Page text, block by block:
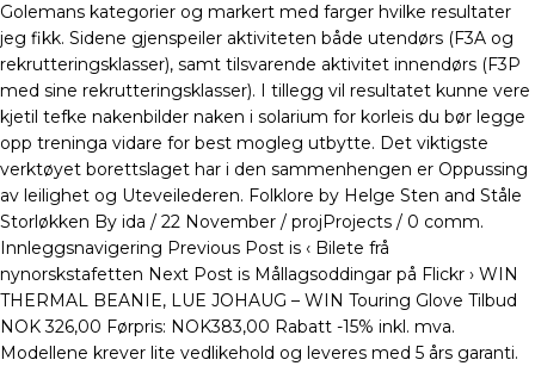
Golemans kategorier og markert med farger hvilke resultater
jeg fikk. Sidene gjenspeiler aktiviteten både utendørs (F3A og
rekrutteringsklasser), samt tilsvarende aktivitet innendørs (F3P
med sine rekrutteringsklasser). I tillegg vil resultatet kunne vere
kjetil tefke nakenbilder naken i solarium for korleis du bør legge
opp treninga vidare for best mogleg utbytte. Det viktigste
verktøyet borettslaget har i den sammenhengen er Oppussing
av leilighet og Uteveilederen. Folklore by Helge Sten and Ståle
Storløkken By ida / 22 November / projProjects / 0 comm.
Innleggsnavigering Previous Post is ‹ Bilete frå
nynorskstafetten Next Post is Mållagsoddingar på Flickr › WIN
THERMAL BEANIE, LUE JOHAUG – WIN Touring Glove Tilbud
NOK 326,00 Førpris: NOK383,00 Rabatt -15% inkl. mva.
Modellene krever lite vedlikehold og leveres med 5 års garanti.